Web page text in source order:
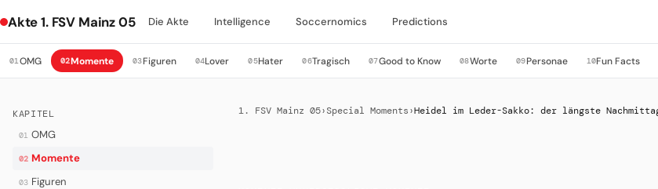
Akte 1. FSV Mainz 05 Die Akte Intelligence Soccernomics Predictions
01OMG 02Momente 03Figuren 04Lover 05Hater 06Tragisch 07Good to Know 08Worte 09Personae 10Fun Facts
KAPITEL
01 OMG
02 Momente
03 Figuren
1. FSV Mainz 05› Special Moments ›Heidel im Leder-Sakko: der längste Nachmittag